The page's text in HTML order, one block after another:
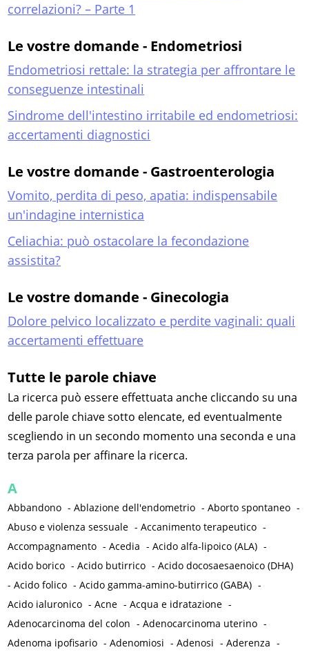
correlazioni? – Parte 1
Le vostre domande - Endometriosi
Endometriosi rettale: la strategia per affrontare le
conseguenze intestinali
Sindrome dell'intestino irritabile ed endometriosi:
accertamenti diagnostici
Le vostre domande - Gastroenterologia
Vomito, perdita di peso, apatia: indispensabile
un'indagine internistica
Celiachia: può ostacolare la fecondazione
assistita?
Le vostre domande - Ginecologia
Dolore pelvico localizzato e perdite vaginali: quali
accertamenti effettuare
Tutte le parole chiave
La ricerca può essere effettuata anche cliccando su una
delle parole chiave sotto elencate, ed eventualmente
scegliendo in un secondo momento una seconda e una
terza parola per affinare la ricerca.
A
Abbandono -Ablazione dell'endometrio -Aborto spontaneo -
Abuso e violenza sessuale -Accanimento terapeutico -
Accompagnamento -Acedia -Acido alfa-lipoico (ALA) -
Acido borico -Acido butirrico -Acido docosaesaenoico (DHA)
-Acido folico -Acido gamma-amino-butirrico (GABA) -
Acido ialuronico -Acne -Acqua e idratazione -
Adenocarcinoma del colon -Adenocarcinoma uterino -
Adenoma ipofisario -Adenomiosi -Adenosi -Aderenza -